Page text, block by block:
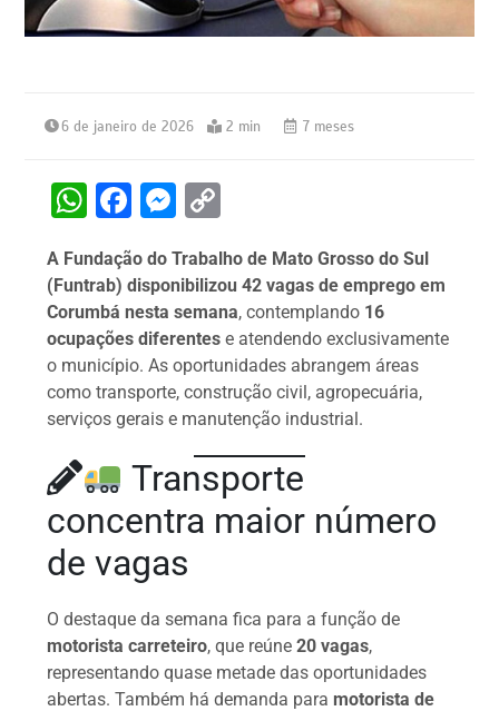
6 de janeiro de 2026 2 min 7 meses
W
at
s
A
p
p
F
c
e
b
o
o
M
s
s
e
n
g
er
p
y
Li
n
k
A Fundação do Trabalho de Mato Grosso do Sul
(Funtrab) disponibilizou 42 vagas de emprego em
Corumbá nesta semana, contemplando 16
ocupações diferentes e atendendo exclusivamente
o município. As oportunidades abrangem áreas
como transporte, construção civil, agropecuária,
serviços gerais e manutenção industrial.
Transporte
concentra maior número
de vagas
O destaque da semana fica para a função de
motorista carreteiro, que reúne20 vagas,
representando quase metade das oportunidades
abertas. Também há demanda para motorista de